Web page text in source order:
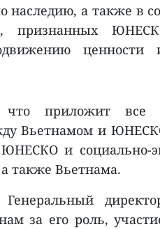
наследию, а также в
признанных
ценности
что приложит все
Вьетнамом и
и социально-
также Вьетнама.
Генеральный
за его роль,